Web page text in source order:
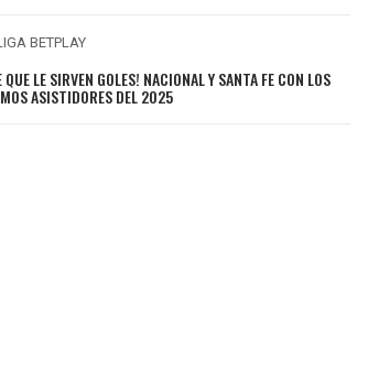
BETPLAY
QUE LE SIRVEN GOLES! NACIONAL Y SANTA FE CON LOS
ASISTIDORES DEL 2025